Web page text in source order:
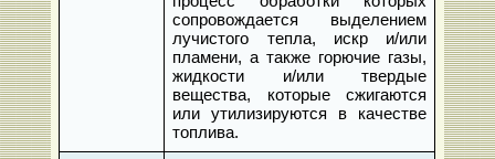
сопровождается выделением
лучистого тепла, искр и/или
пламени, а также горючие газы,
жидкости и/или твердые
вещества, которые сжигаются
или утилизируются в качестве
топлива.